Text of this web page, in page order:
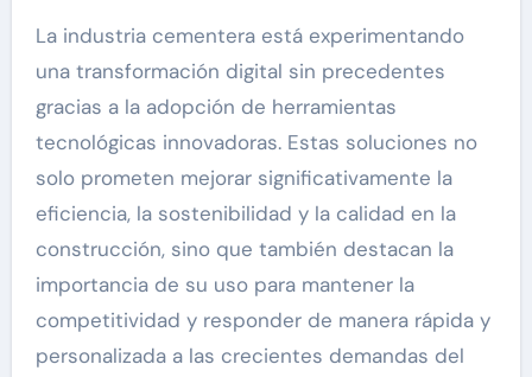
La industria cementera está experimentando
una transformación digital sin precedentes
gracias a la adopción de herramientas
tecnológicas innovadoras. Estas soluciones no
solo prometen mejorar significativamente la
eficiencia, la sostenibilidad y la calidad en la
construcción, sino que también destacan la
importancia de su uso para mantener la
competitividad y responder de manera rápida y
personalizada a las crecientes demandas del